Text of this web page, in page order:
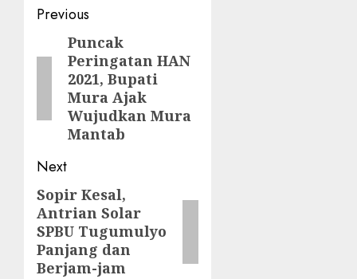
Post
navigation
Previous
Previous
post:
Puncak
Peringatan HAN
2021, Bupati
Mura Ajak
Wujudkan Mura
Mantab
Next
Next
post:
Sopir Kesal,
Antrian Solar
SPBU Tugumulyo
Panjang dan
Berjam-jam